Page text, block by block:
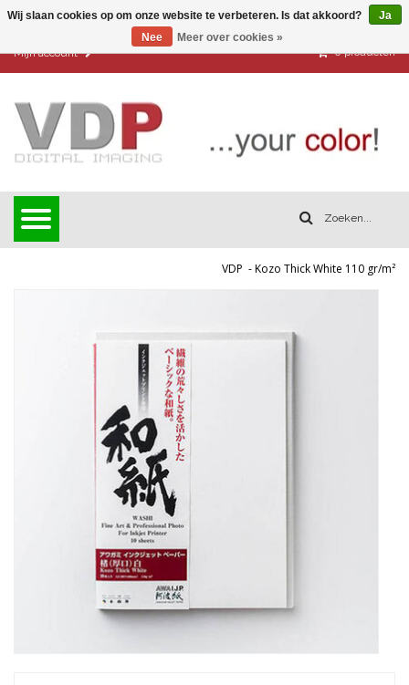
Mijn account 0 producten
VDP -Kozo Thick White 110 gr/m²
Wij slaan cookies op om onze website te verbeteren. Is dat akkoord?
Ja
Nee
Meer over cookies »